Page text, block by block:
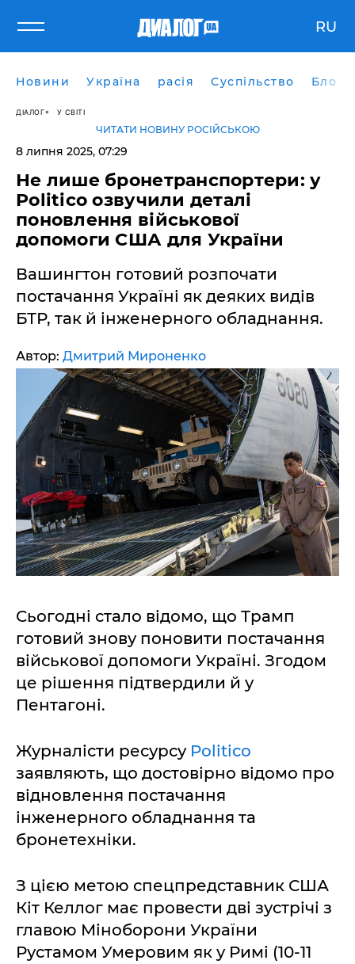
RU
Новини Україна расія Суспільство Блоги
ДІАЛОГ У СВІТІ
ЧИТАТИ НОВИНУ РОСІЙСЬКОЮ
8 липня 2025, 07:29
Не лише бронетранспортери: у
Politico озвучили деталі
поновлення військової
допомоги США для України
Вашингтон готовий розпочати
постачання Україні як деяких видів
БТР, так й інженерного обладнання.
Автор: Дмитрий Мироненко
Сьогодні стало відомо, що Трамп
готовий знову поновити постачання
військової допомоги Україні. Згодом
це рішення підтвердили й у
Пентагоні.
Журналісти ресурсу Politico
заявляють, що достовірно відомо про
відновлення постачання
інженерного обладнання та
бронетехніки.
З цією метою спецпредставник США
Кіт Келлог має провести дві зустрічі з
главою Міноборони України
Рустамом Умеровим як у Римі (10-11